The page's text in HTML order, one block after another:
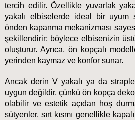
tercih edilir. Özellikle yuvarlak
yakalı elbiselerde ideal bir uyum
önden kapanma mekanizması
şekillendirir; böylece elbisenizin
oluşturur. Ayrıca, ön kopçalı
yerinden kaymaz ve konfor sunar.
Ancak derin V yakalı ya da
uygun değildir, çünkü ön kopça
olabilir ve estetik açıdan hoş
sütyenler, sırt kısmı genellikle